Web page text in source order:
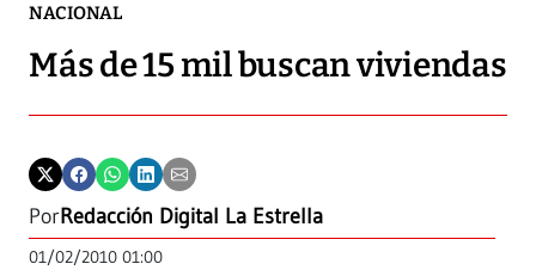
NACIONAL
Más de 15 mil buscan viviendas
PorRedacción Digital La Estrella
01/02/2010 01:00